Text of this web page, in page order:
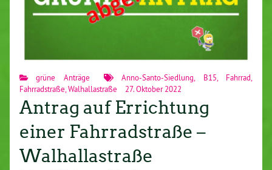
grüne Anträge Anno-Santo-Siedlung B15 Fahrrad
Fahrradstraße Walhallastraße 27. Oktober 2022
Antrag auf Errichtung
einer Fahrradstraße –
Walhallastraße